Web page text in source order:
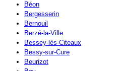
Béon
Bergesserin
Bernouil
Berzé-la-Ville
Bessey-lès-Citeaux
Bessy-sur-Cure
Beurizot